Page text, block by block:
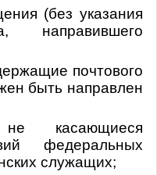
(без указания
направившего
почтового
быть направлен
касающиеся
федеральных
служащих;